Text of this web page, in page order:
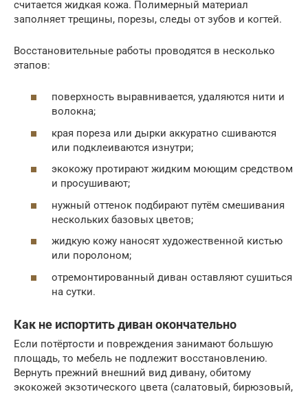
считается жидкая кожа. Полимерный материал
заполняет трещины, порезы, следы от зубов и когтей.
Восстановительные работы проводятся в несколько
этапов:
поверхность выравнивается, удаляются нити и
волокна;
края пореза или дырки аккуратно сшиваются
или подклеиваются изнутри;
экокожу протирают жидким моющим средством
и просушивают;
нужный оттенок подбирают путём смешивания
нескольких базовых цветов;
жидкую кожу наносят художественной кистью
или поролоном;
отремонтированный диван оставляют сушиться
на сутки.
Как не испортить диван окончательно
Если потёртости и повреждения занимают большую
площадь, то мебель не подлежит восстановлению.
Вернуть прежний внешний вид дивану, обитому
экокожей экзотического цвета (салатовый, бирюзовый,